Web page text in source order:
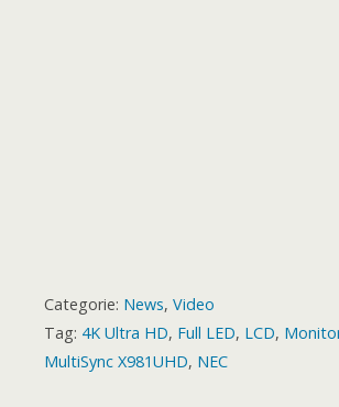
Categorie: News, Video
Tag: 4K Ultra HD, Full LED, LCD,
MultiSync X981UHD, NEC